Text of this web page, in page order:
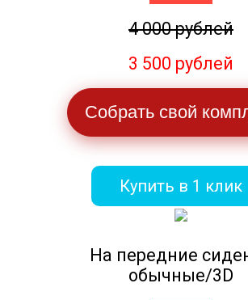
4 000 рублей
3 500 рублей
Собрать свой
Купить в 1 клик
На передние
обычные/3D